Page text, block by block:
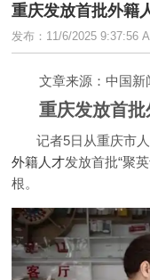
重庆发放首批外籍
发布：11/6/2025 9:37:56
文章来源：中国新
重庆发放首
记者5日从重庆市人
外籍人才发放首批“聚
根。